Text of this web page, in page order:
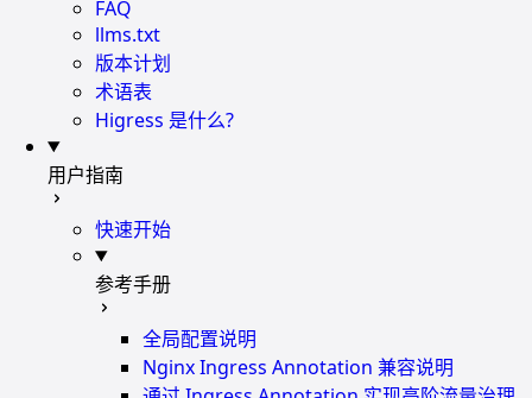
FAQ
llms.txt
版本计划
术语表
Higress 是什么?
用户指南
快速开始
参考手册
全局配置说明
Nginx Ingress Annotation 兼容说明